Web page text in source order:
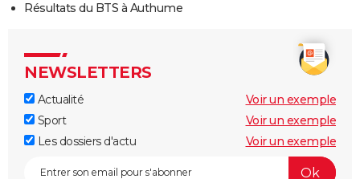
Résultats du BTS à Authume
NEWSLETTERS
Actualité
Voir un exemple
Sport
Voir un exemple
Les dossiers d'actu
Voir un exemple